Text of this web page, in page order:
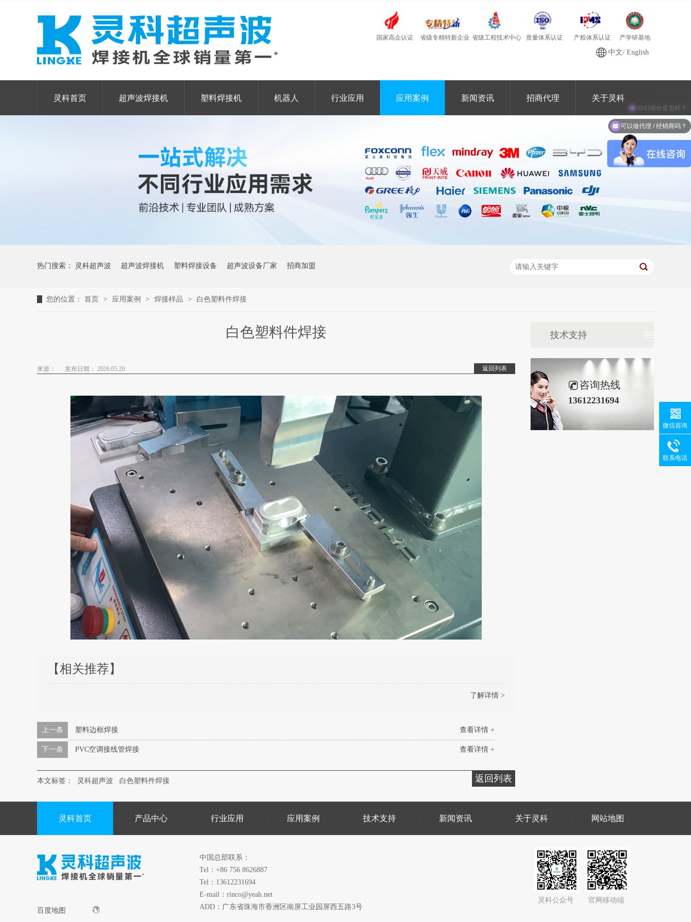
国家高企认证 省级专精特新企业 省级工程技术中心 质量体系认证 产权体系认证 产学研基地
中文/English
灵科首页 超声波焊接机 塑料焊接机 机器人 行业应用 应用案例 新闻资讯 招商代理 关于灵科
热门搜索： 灵科超声波 超声波焊接机 塑料焊接设备 超声波设备厂家 招商加盟
您的位置： 首页 > 应用案例 > 焊接样品 > 白色塑料件焊接
白色塑料件焊接
返回列表
来源： 发布日期： 2026.05.20
【相关推荐】
了解详情 >
查看详情 +
上一条 塑料边框焊接
查看详情 +
下一条 PVC空调接线管焊接
返回列表
本文标签： 灵科超声波 白色塑料件焊接
技术支持
咨询热线
13612231694
灵科首页 产品中心 行业应用 应用案例 技术支持 新闻资讯 关于灵科 网站地图
百度地图
中国总部联系：
Tel：+86 756 8626887
Tel：13612231694
E-mail：rinco@yeah.net
ADD：广东省珠海市香洲区南屏工业园屏西五路3号
灵科公众号 官网移动端
微信咨询
联系电话
可以做代理 / 经销商吗？